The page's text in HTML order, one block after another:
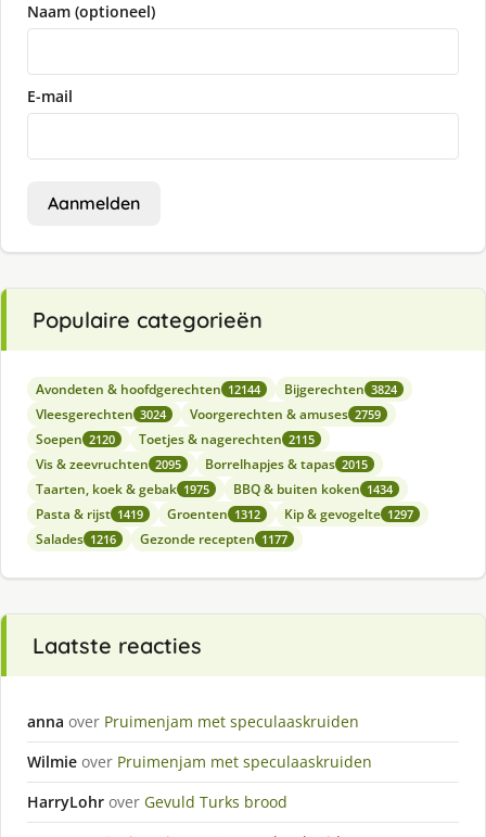
Naam (optioneel)
E-mail
Aanmelden
Populaire categorieën
Avondeten & hoofdgerechten 12144 Bijgerechten 3824
Vleesgerechten 3024 Voorgerechten & amuses 2759
Soepen 2120 Toetjes & nagerechten 2115
Vis & zeevruchten 2095 Borrelhapjes & tapas 2015
Taarten, koek & gebak 1975 BBQ & buiten koken 1434
Pasta & rijst 1419 Groenten 1312 Kip & gevogelte 1297
Salades 1216 Gezonde recepten 1177
Laatste reacties
anna over Pruimenjam met speculaaskruiden
Wilmie over Pruimenjam met speculaaskruiden
HarryLohr over Gevuld Turks brood